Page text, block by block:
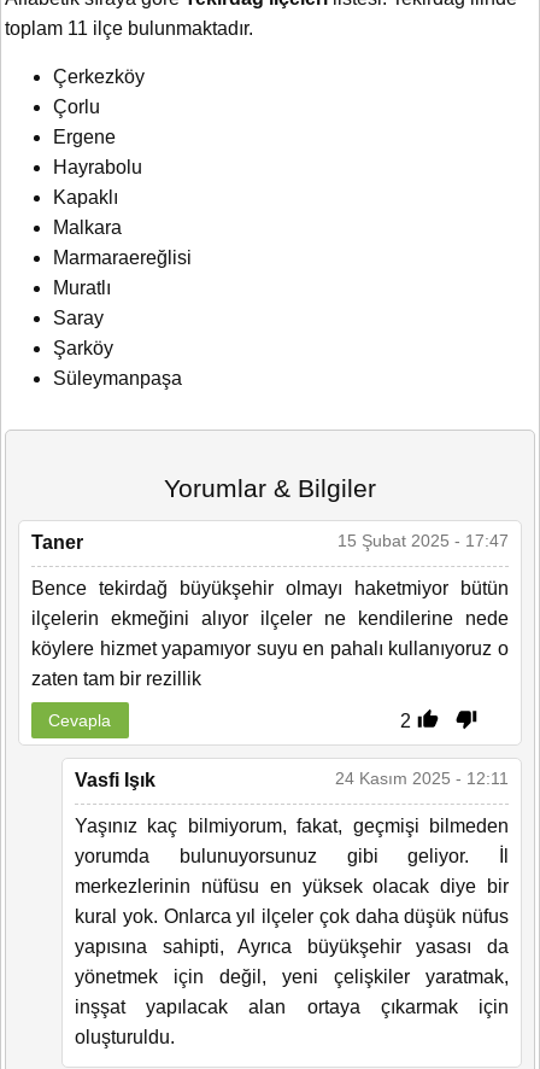
toplam 11 ilçe bulunmaktadır.
Çerkezköy
Çorlu
Ergene
Hayrabolu
Kapaklı
Malkara
Marmaraereğlisi
Muratlı
Saray
Şarköy
Süleymanpaşa
Yorumlar & Bilgiler
Taner 15 Şubat 2025 - 17:47
Bence tekirdağ büyükşehir olmayı haketmiyor bütün
ilçelerin ekmeğini alıyor ilçeler ne kendilerine nede
köylere hizmet yapamıyor suyu en pahalı kullanıyoruz o
zaten tam bir rezillik
2
Cevapla
Vasfi Işık 24 Kasım 2025 - 12:11
Yaşınız kaç bilmiyorum, fakat, geçmişi bilmeden
yorumda bulunuyorsunuz gibi geliyor. İl
merkezlerinin nüfüsu en yüksek olacak diye bir
kural yok. Onlarca yıl ilçeler çok daha düşük nüfus
yapısına sahipti, Ayrıca büyükşehir yasası da
yönetmek için değil, yeni çelişkiler yaratmak,
inşşat yapılacak alan ortaya çıkarmak için
oluşturuldu.